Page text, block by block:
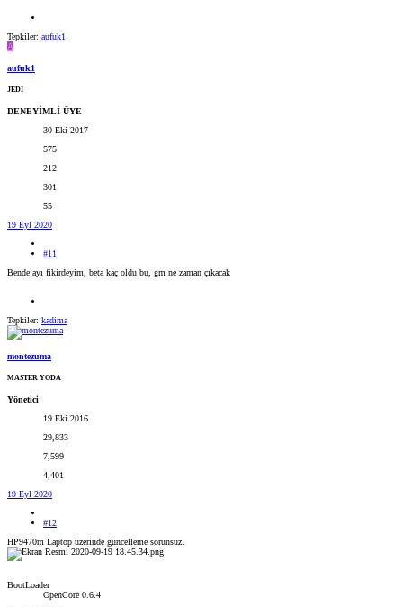
Tepkiler: aufuk1
A
aufuk1
JEDI
DENEYİMLİ ÜYE
30 Eki 2017
575
212
301
55
19 Eyl 2020
#11
Bende ayı fikirdeyim, beta kaç oldu bu, gm ne zaman çıkacak
Tepkiler: kadima
montezuma
MASTER YODA
Yönetici
19 Eki 2016
29,833
7,599
4,401
19 Eyl 2020
#12
HP9470m Laptop üzerinde güncelleme sorunsuz.
BootLoader
OpenCore 0.6.4